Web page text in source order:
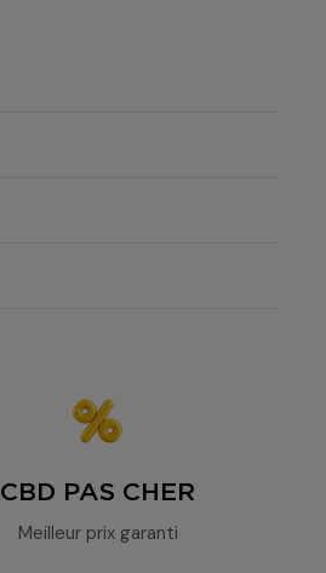
CBD PAS CHER
Meilleur prix garanti